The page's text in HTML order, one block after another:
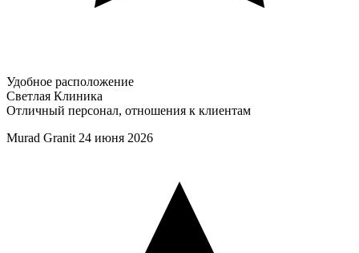
Удобное расположение
Светлая Клиника
Отличный персонал, отношения к клиентам
Murad Granit 24 июня 2026